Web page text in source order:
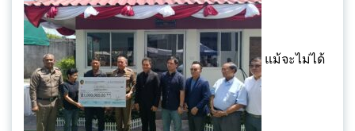
แม้จะไม่ได้